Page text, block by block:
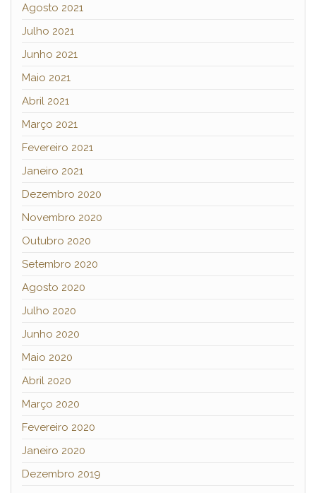
Agosto 2021
Julho 2021
Junho 2021
Maio 2021
Abril 2021
Março 2021
Fevereiro 2021
Janeiro 2021
Dezembro 2020
Novembro 2020
Outubro 2020
Setembro 2020
Agosto 2020
Julho 2020
Junho 2020
Maio 2020
Abril 2020
Março 2020
Fevereiro 2020
Janeiro 2020
Dezembro 2019